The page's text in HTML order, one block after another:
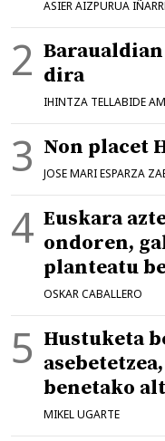
ASIER AIZPURUA
dira
IHINTZA TELLABIDE
Non placet
JOSE MARI ESPARZA
Euskara
ondoren,
planteatu
OSKAR CABALLERO
Hustuketa
benetako
MIKEL UGARTE